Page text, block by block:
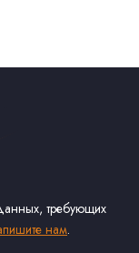
требующих
нам.